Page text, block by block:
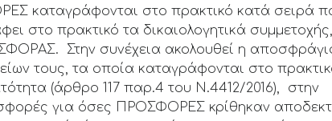
καταγράφονται στο πρακτικό κατά σειρά
στο πρακτικό τα δικαιολογητικά
Στην συνέχεια ακολουθεί η
τους, τα οποία καταγράφονται στο
(άρθρο 117 παρ.4 του Ν.4412/2016), στην
για όσες ΠΡΟΣΦΟΡΕΣ κρίθηκαν